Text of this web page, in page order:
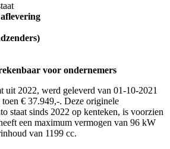
voor ondernemers
uit 2022, werd geleverd van 01-10-2021
€ 37.949,-. Deze originele
staat sinds 2022 op kenteken, is voorzien
een maximum vermogen van 96 kW
van 1199 cc.